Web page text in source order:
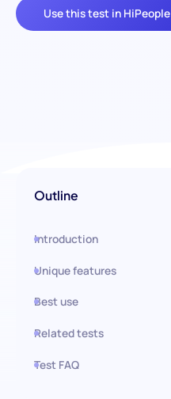
Use this test in HiPeople
Outline
Introduction
Unique features
Best use
Related tests
Test FAQ